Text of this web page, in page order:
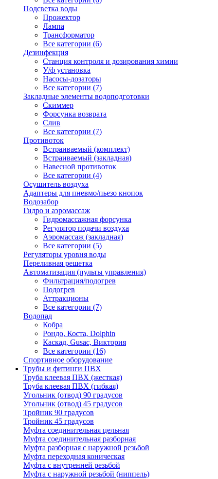
Подсветка воды
Прожектор
Лампа
Трансформатор
Все категории (6)
Дезинфекция
Станция контроля и дозирования химии
У/ф установка
Насосы-дозаторы
Все категории (7)
Закладные элементы водоподготовки
Скиммер
Форсунка возврата
Слив
Все категории (7)
Противоток
Встраиваемый (комплект)
Встраиваемый (закладная)
Навесной противоток
Все категории (4)
Осушитель воздуха
Адаптеры для пневмо/пьезо кнопок
Водозабор
Гидро и аэромассаж
Гидромассажная форсунка
Регулятор подачи воздуха
Аэромассаж (закладная)
Все категории (5)
Регуляторы уровня воды
Переливная решетка
Автоматизация (пульты управления)
Фильтрация/подогрев
Подогрев
Аттракционы
Все категории (7)
Водопад
Кобра
Рондо, Коста, Dolphin
Каскад, Gusac, Виктория
Все категории (16)
Спортивное оборудование
Трубы и фитинги ПВХ
Труба клеевая ПВХ (жесткая)
Труба клеевая ПВХ (гибкая)
Угольник (отвод) 90 градусов
Угольник (отвод) 45 градусов
Тройник 90 градусов
Тройник 45 градусов
Муфта соединительная цельная
Муфта соединительная разборная
Муфта разборная с наружной резьбой
Муфта переходная коническая
Муфта с внутренней резьбой
Муфта с наружной резьбой (ниппель)